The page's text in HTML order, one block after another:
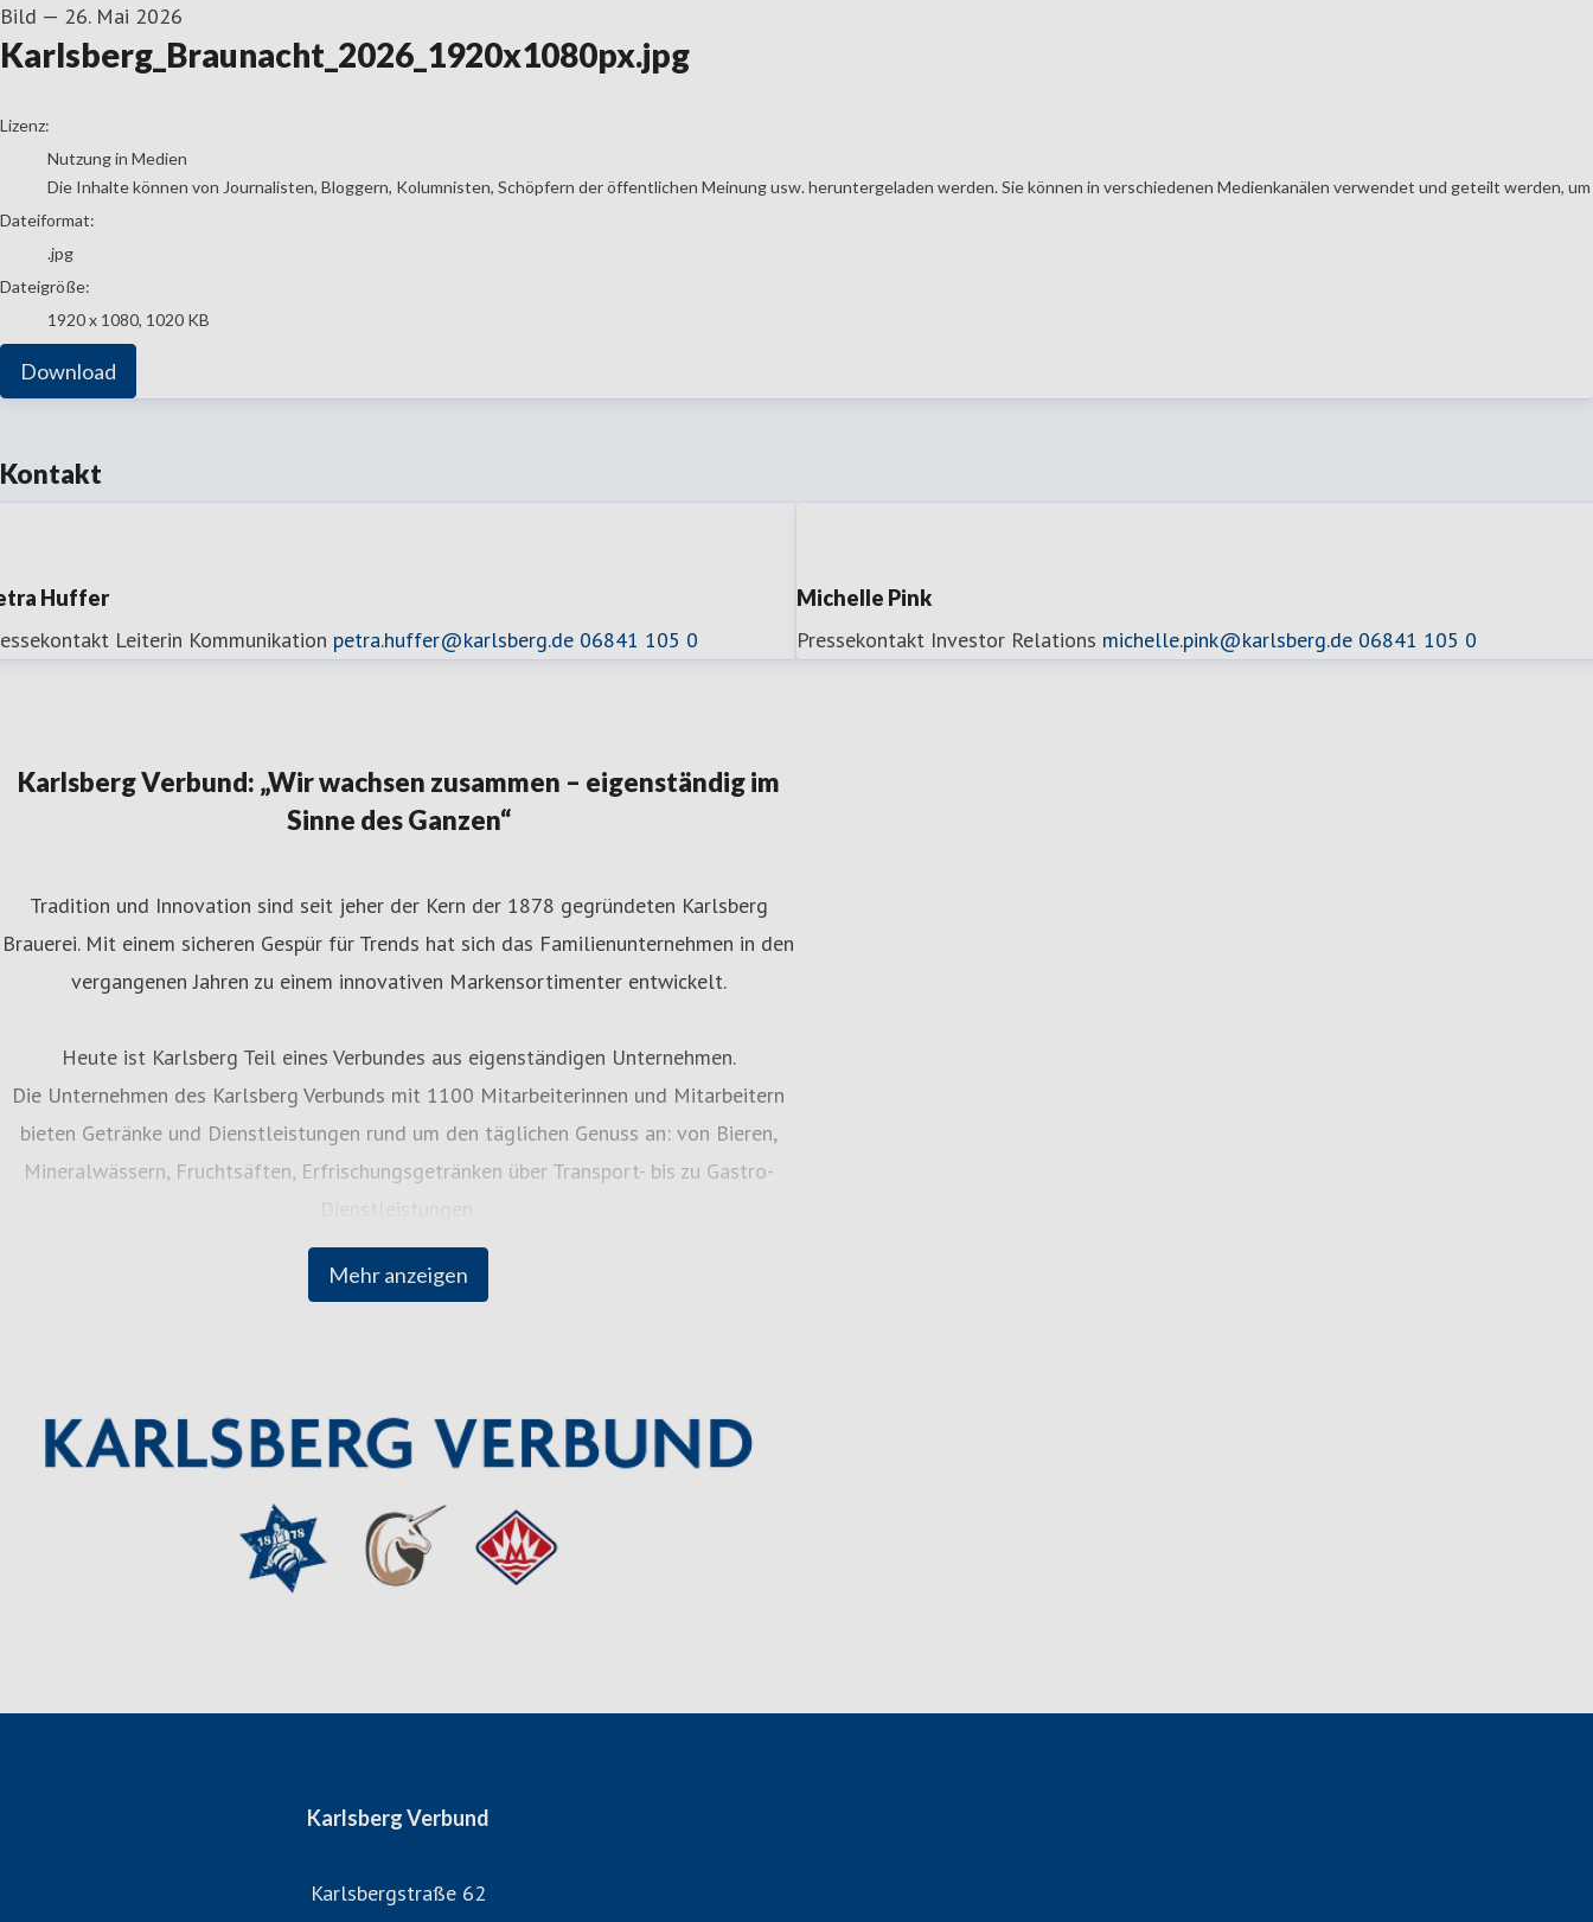
Bild — 26. Mai 2026
Karlsberg_Braunacht_2026_1920x1080px.jpg
go to media item
Lizenz:
Nutzung in Medien
Die Inhalte können von Journalisten, Bloggern, Kolumnisten, Schöpfern der öffentlichen Meinung usw. heruntergeladen werden. Sie können in verschiedenen Medienkanälen verwendet und geteilt
Dateiformat:
.jpg
Dateigröße:
1920 x 1080, 1020 KB
Download
Kontakt
Huffer
Leiterin Kommunikation petra.huffer@karlsberg.de 06841 105 0
Michelle Pink
Pressekontakt Investor Relations michelle.pink@karlsberg.de 06841 105 0
Karlsberg Verbund: „Wir wachsen zusammen – eigenständig im
Sinne des Ganzen“
Mehr anzeigen
Tradition und Innovation sind seit jeher der Kern der 1878 gegründeten Karlsberg
Brauerei. Mit einem sicheren Gespür für Trends hat sich das Familienunternehmen in den
vergangenen Jahren zu einem innovativen Markensortimenter entwickelt.
Heute ist Karlsberg Teil eines Verbundes aus eigenständigen Unternehmen.
Die Unternehmen des Karlsberg Verbunds mit 1100 Mitarbeiterinnen und Mitarbeitern
bieten Getränke und Dienstleistungen rund um den täglichen Genuss an: von Bieren,
Mineralwässern, Fruchtsäften, Erfrischungsgetränken über Transport- bis zu Gastro-
Tief verwurzelt mit der Geschichte und den Menschen der Region hat jedes Verbunds-
Impressum:
Karlsberg Brauerei KG Weber
Karlsbergstraße 62, 66424 Homburg
Tel.: 06841/105-0
Die USt-Identnr. gemäß § 27 a UstG lautet: USt-ID: DE 138306291
Registernummer: HR A 1199
Karlsberg Verbund
Karlsbergstraße 62